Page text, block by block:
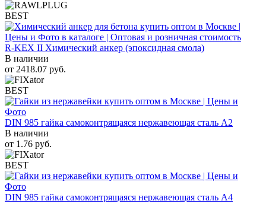
BEST
R-KEX II Химический анкер (эпоксидная смола)
В наличии
от 2418.07 руб.
BEST
DIN 985 гайка самоконтрящаяся нержавеющая сталь A2
В наличии
от 1.76 руб.
BEST
DIN 985 гайка самоконтрящаяся нержавеющая сталь A4